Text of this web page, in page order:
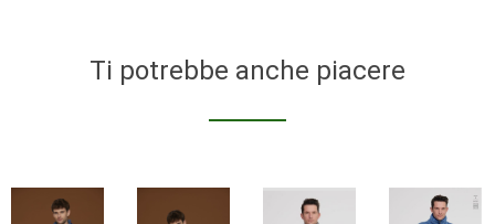
Ti potrebbe anche piacere